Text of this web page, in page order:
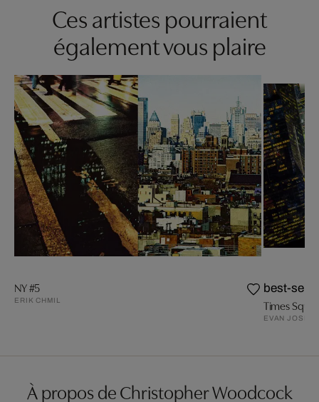
Ces artistes pourraient
également vous plaire
NY #5
ERIK CHMIL
best-
EVAN
À propos de Christopher Woodcock